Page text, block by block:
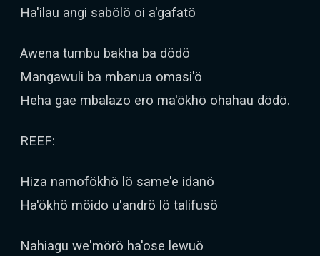
Ha'ilau angi sabölö oi a'gafatö
Awena tumbu bakha ba dödö
Mangawuli ba mbanua omasi'ö
Heha gae mbalazo ero ma'ökhö ohahau dödö.
REEF:
Hiza namofökhö lö same'e idanö
Ha'ökhö möido u'andrö lö talifusö
Nahiagu we'mörö ha'ose lewuö